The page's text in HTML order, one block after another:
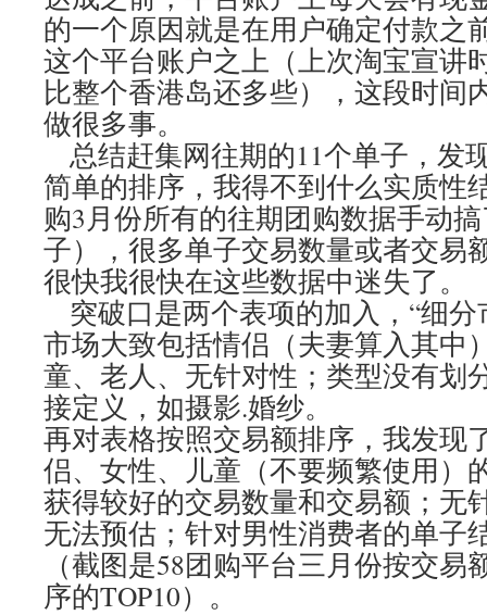
的一个原因就是在用户确定付款之
这个平台账户之上（上次淘宝宣讲
比整个香港岛还多些），这段时间
做很多事。
总结赶集网往期的11个单子，发
简单的排序，我得不到什么实质性
购3月份所有的往期团购数据手动
子），很多单子交易数量或者交易
很快我很快在这些数据中迷失了。
突破口是两个表项的加入，“细分
市场大致包括情侣（夫妻算入其中
童、老人、无针对性；类型没有划
接定义，如摄影.婚纱。
再对表格按照交易额排序，我发现
侣、女性、儿童（不要频繁使用）
获得较好的交易数量和交易额；无
无法预估；针对男性消费者的单子
（截图是58团购平台三月份按交
序的TOP10）。